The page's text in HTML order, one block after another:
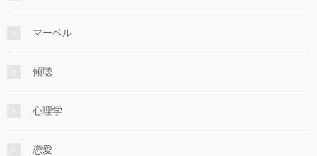
マーベル
傾聴
心理学
恋愛